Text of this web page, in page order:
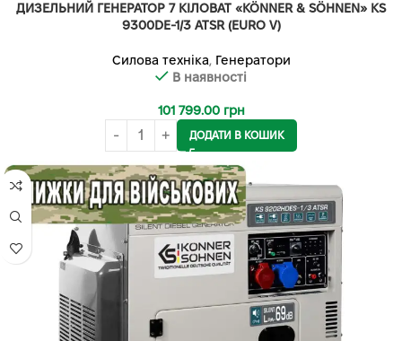
ДИЗЕЛЬНИЙ ГЕНЕРАТОР 7 КІЛОВАТ «KÖNNER & SÖHNEN» KS
9300DE-1/3 ATSR (EURO V)
Силова техніка, Генератори
В наявності
101 799.00 грн
ДОДАТИ В КОШИК